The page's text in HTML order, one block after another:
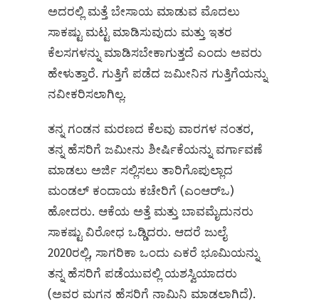
ಅದರಲ್ಲಿ ಮತ್ತೆ ಬೇಸಾಯ ಮಾಡುವ ಮೊದಲು
ಸಾಕಷ್ಟು ಮಟ್ಟ ಮಾಡಿಸುವುದು ಮತ್ತು ಇತರ
ಕೆಲಸಗಳನ್ನು ಮಾಡಿಸಬೇಕಾಗುತ್ತದೆ ಎಂದು ಅವರು
ಹೇಳುತ್ತಾರೆ. ಗುತ್ತಿಗೆ ಪಡೆದ ಜಮೀನಿನ ಗುತ್ತಿಗೆಯನ್ನು
ನವೀಕರಿಸಲಾಗಿಲ್ಲ.
ತನ್ನ ಗಂಡನ ಮರಣದ ಕೆಲವು ವಾರಗಳ ನಂತರ,
ತನ್ನ ಹೆಸರಿಗೆ ಜಮೀನು ಶೀರ್ಷಿಕೆಯನ್ನು ವರ್ಗಾವಣೆ
ಮಾಡಲು ಅರ್ಜಿ ಸಲ್ಲಿಸಲು ತಾರಿಗೊಪುಲ್ಲಾದ
ಮಂಡಲ್ ಕಂದಾಯ ಕಚೇರಿಗೆ (ಎಂಆರ್‌ಒ)
ಹೋದರು. ಆಕೆಯ ಅತ್ತೆ ಮತ್ತು ಬಾವಮೈದುನರು
ಸಾಕಷ್ಟು ವಿರೋಧ ಒಡ್ಡಿದರು. ಆದರೆ ಜುಲೈ
2020ರಲ್ಲಿ, ಸಾಗರಿಕಾ ಒಂದು ಎಕರೆ ಭೂಮಿಯನ್ನು
ತನ್ನ ಹೆಸರಿಗೆ ಪಡೆಯುವಲ್ಲಿ ಯಶಸ್ವಿಯಾದರು
(ಅವರ ಮಗನ ಹೆಸರಿಗೆ ನಾಮಿನಿ ಮಾಡಲಾಗಿದೆ).